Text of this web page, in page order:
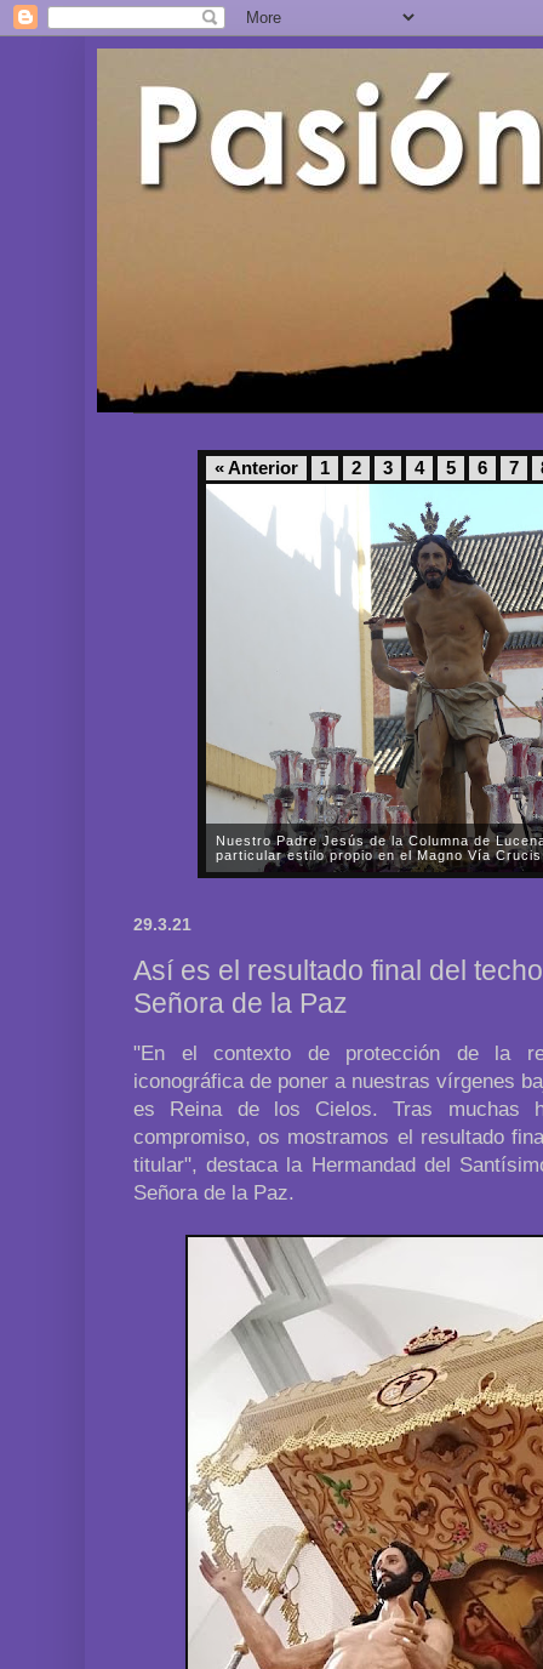
« Anterior 1 2 3 4 5 6 7
Nuestro Padre Jesús de la Columna de
particular estilo propio en el Magno Vía
29.3.21
Así es el resultado final del
Señora de la Paz
"En el contexto de protección de la
iconográfica de poner a nuestras vírgenes
es Reina de los Cielos. Tras muchas
compromiso, os mostramos el resultado
titular", destaca la Hermandad del
Señora de la Paz.